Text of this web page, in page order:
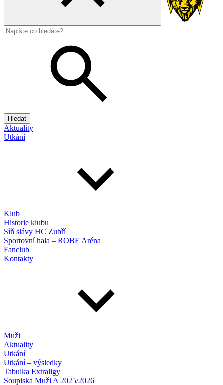
Hledat
Aktuality
Utkání
Klub
Historie klubu
Síň slávy HC Zubří
Sportovní hala – ROBE Aréna
Fanclub
Kontakty
Muži
Aktuality
Utkání
Utkání – výsledky
Tabulka Extraligy
Soupiska Muži A 2025/2026